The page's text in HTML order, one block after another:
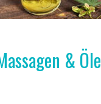
& Öle